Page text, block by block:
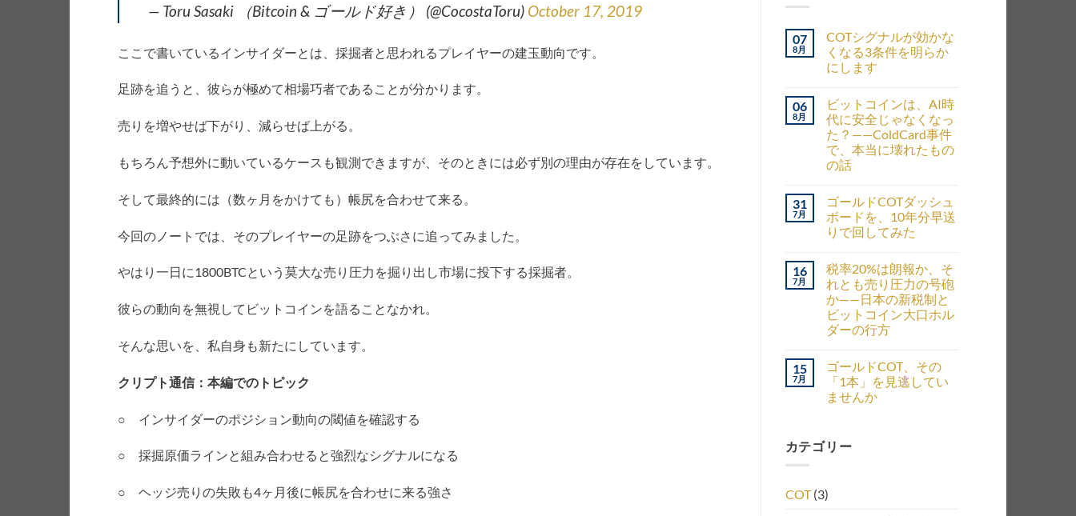
— Toru Sasaki （Bitcoin & ゴールド好き） (@CocostaToru) October 17, 2019
ここで書いているインサイダーとは、採掘者と思われるプレイヤーの建玉動向です。
足跡を追うと、彼らが極めて相場巧者であることが分かります。
売りを増やせば下がり、減らせば上がる。
もちろん予想外に動いているケースも観測できますが、そのときには必ず別の理由が存在をしています。
そして最終的には（数ヶ月をかけても）帳尻を合わせて来る。
今回のノートでは、そのプレイヤーの足跡をつぶさに追ってみました。
やはり一日に1800BTCという莫大な売り圧力を掘り出し市場に投下する採掘者。
彼らの動向を無視してビットコインを語ることなかれ。
そんな思いを、私自身も新たにしています。
クリプト通信：本編でのトピック
○ インサイダーのポジション動向の閾値を確認する
○ 採掘原価ラインと組み合わせると強烈なシグナルになる
○ ヘッジ売りの失敗も4ヶ月後に帳尻を合わせに来る強さ
07
8月
COTシグナルが効かな
くなる3条件を明らか
にします
06
8月
ビットコインは、AI時
代に安全じゃなくなっ
た？——ColdCard事件
で、本当に壊れたもの
の話
31
7月
ゴールドCOTダッシュ
ボードを、10年分早送
りで回してみた
16
7月
税率20%は朗報か、そ
れとも売り圧力の号砲
か——日本の新税制と
ビットコイン大口ホル
ダーの行方
15
7月
ゴールドCOT、その
「1本」を見逃してい
ませんか
カテゴリー
COT(3)